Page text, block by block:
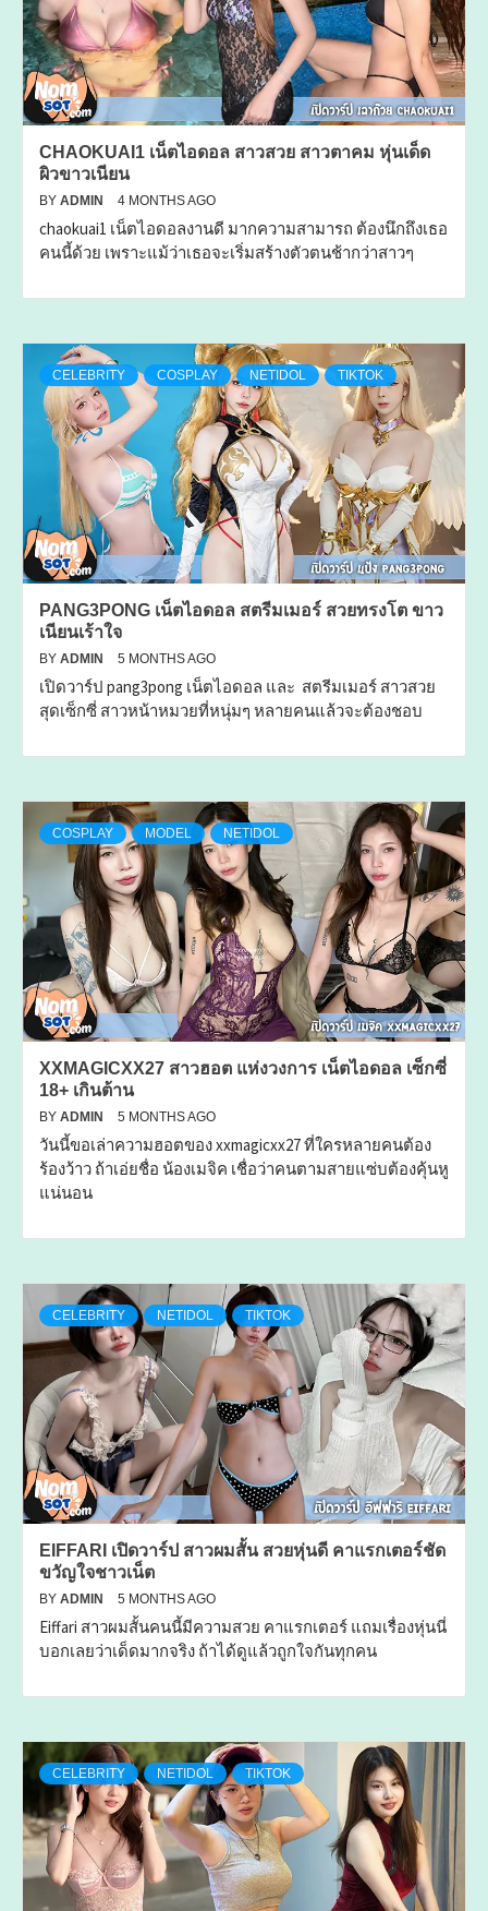
CHAOKUAI1 เน็ตไอดอล สาวสวย สาวตาคม หุ่นเด็ด
ผิวขาวเนียน
BY ADMIN 4 MONTHS AGO
chaokuai1 เน็ตไอดอลงานดี มากความสามารถ ต้องนึกถึงเธอ
คนนี้ด้วย เพราะแม้ว่าเธอจะเริ่มสร้างตัวตนช้ากว่าสาวๆ
CELEBRITY COSPLAY NETIDOL TIKTOK
PANG3PONG เน็ตไอดอล สตรีมเมอร์ สวยทรงโต ขาว
เนียนเร้าใจ
BY ADMIN 5 MONTHS AGO
เปิดวาร์ป pang3pong เน็ตไอดอล และ สตรีมเมอร์ สาวสวย
สุดเซ็กซี่ สาวหน้าหมวยที่หนุ่มๆ หลายคนแล้วจะต้องชอบ
COSPLAY MODEL NETIDOL
XXMAGICXX27 สาวฮอต แห่งวงการ เน็ตไอดอล เซ็กซี่
18+ เกินต้าน
BY ADMIN 5 MONTHS AGO
วันนี้ขอเล่าความฮอตของ xxmagicxx27 ที่ใครหลายคนต้อง
ร้องว้าว ถ้าเอ่ยชื่อ น้องเมจิค เชื่อว่าคนตามสายแซ่บต้องคุ้นหู
แน่นอน
CELEBRITY NETIDOL TIKTOK
EIFFARI เปิดวาร์ป สาวผมสั้น สวยหุ่นดี คาแรกเตอร์ชัด
ขวัญใจชาวเน็ต
BY ADMIN 5 MONTHS AGO
Eiffari สาวผมสั้นคนนี้มีความสวย คาแรกเตอร์ แถมเรื่องหุ่นนี่
บอกเลยว่าเด็ดมากจริง ถ้าได้ดูแล้วถูกใจกันทุกคน
CELEBRITY NETIDOL TIKTOK